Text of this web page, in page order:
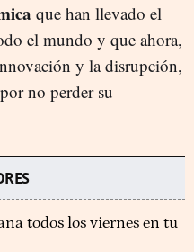
que han llevado el
el mundo y que ahora,
y la disrupción,
no perder su
todos los viernes en tu